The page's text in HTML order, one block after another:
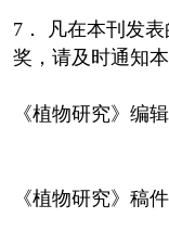
7． 凡在本刊发
奖，请及时通知
《植物研究》编
《植物研究》稿